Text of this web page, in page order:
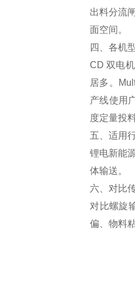
出料分流
面空间。
四、各机
CD 双电
居多。
产线使用
度定量投
五、适用
锂电新能
体输送。
六、对比
对比螺旋
偏、物料